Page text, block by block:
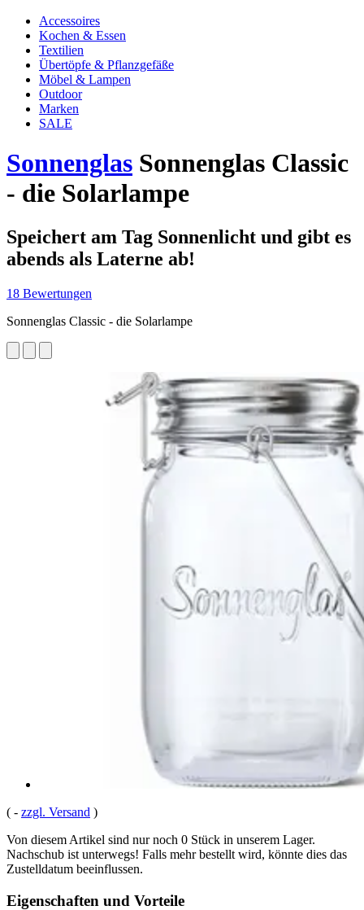
Accessoires
Kochen & Essen
Textilien
Übertöpfe & Pflanzgefäße
Möbel & Lampen
Outdoor
Marken
SALE
Sonnenglas Sonnenglas Classic
- die Solarlampe
Speichert am Tag Sonnenlicht und gibt es
abends als Laterne ab!
18 Bewertungen
Sonnenglas Classic - die Solarlampe
( - zzgl. Versand )
Von diesem Artikel sind nur noch 0 Stück in unserem Lager.
Nachschub ist unterwegs! Falls mehr bestellt wird, könnte dies das
Zustelldatum beeinflussen.
Eigenschaften und Vorteile